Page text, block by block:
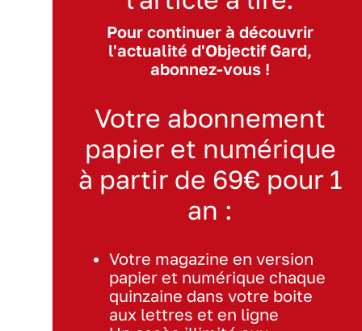
Pour continuer à découvrir
l'actualité d'Objectif Gard,
abonnez-vous !
Votre abonnement
papier et numérique
à partir de 69€ pour 1
an :
Votre magazine en version
papier et numérique chaque
quinzaine dans votre boite
aux lettres et en ligne